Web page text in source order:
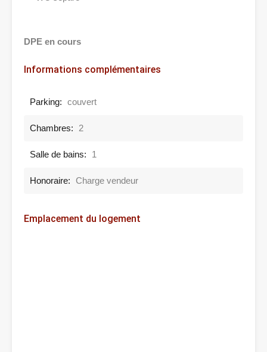
DPE en cours
Informations complémentaires
Parking: couvert
Chambres: 2
Salle de bains: 1
Honoraire: Charge vendeur
Emplacement du logement